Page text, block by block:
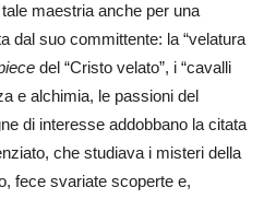
maestria anche per una
dal suo committente: la “velatura
del “Cristo velato”, i “cavalli
e alchimia, le passioni del
di interesse addobbano la citata
che studiava i misteri della
fece svariate scoperte e,